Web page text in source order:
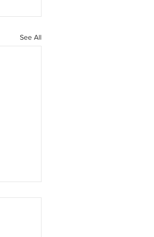
See All